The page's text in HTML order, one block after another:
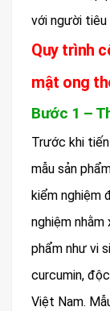
với người tiêu
Quy trình
mật ong
Bước 1 –
Trước khi
mẫu sản
kiểm nghiệm
nghiệm
phẩm như vi
curcumin,
Việt Nam.